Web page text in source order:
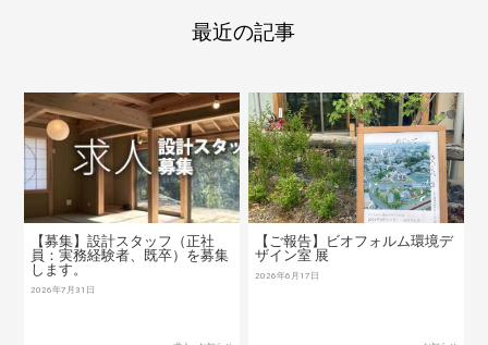
最近の記事
【募集】設計スタッフ（正社
員：実務経験者、既卒）を募集
します。
2026年7月31日
【ご報告】ビオフォルム環境デ
ザイン室 展
2026年6月17日